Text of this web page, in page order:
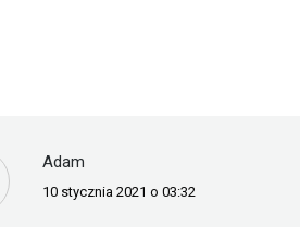
Adam
napisał(a):
10 stycznia 2021 o 03:32